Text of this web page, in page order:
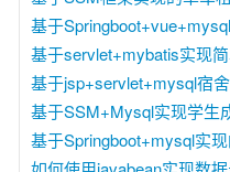
基于
基于servlet+mybatis实现
基于jsp+servlet+mysql宿
基于SSM+Mysql实现学生
基于Springboot+mysql实